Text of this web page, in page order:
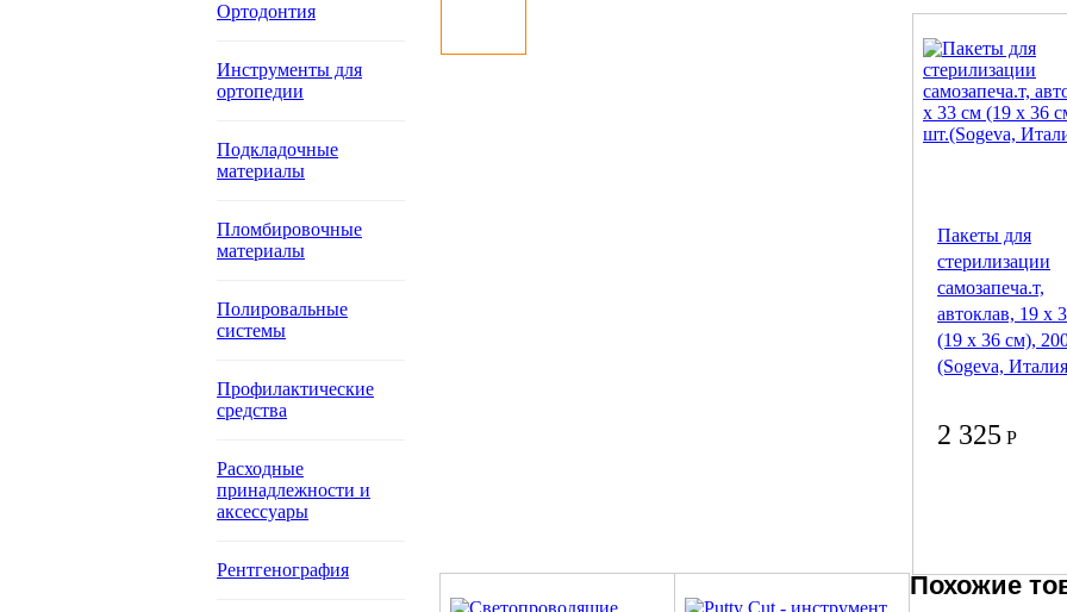
Ортодонтия
Инструменты для
ортопедии
Подкладочные
материалы
Пломбировочные
материалы
Полировальные
системы
Профилактические
средства
Расходные
принадлежности и
аксессуары
Рентгенография
Пакеты для
стерилизации
самозапеча.т,
автоклав, 19 х
(19 х 36 см),
(Sogeva,
2 325 Р
Похожие